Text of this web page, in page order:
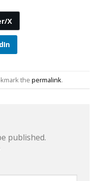
X
the permalink.
published.